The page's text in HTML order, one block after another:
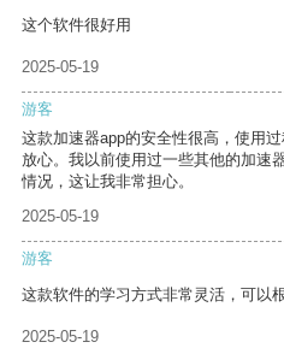
这个软件很好用
2025-05-19
游客
这款加速器app的安全性很高，使用
放心。我以前使用过一些其他的加速
情况，这让我非常担心。
2025-05-19
游客
这款软件的学习方式非常灵活，可以
2025-05-19